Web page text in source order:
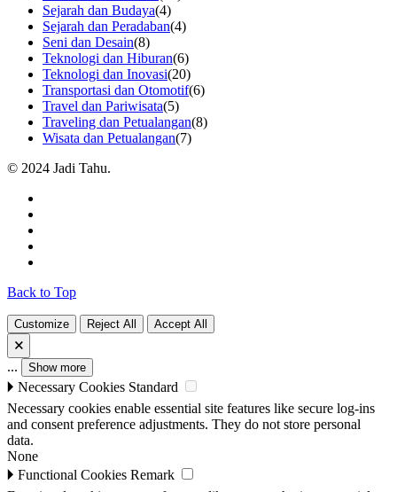
Sejarah dan Budaya(4)
Sejarah dan Peradaban(4)
Seni dan Desain(8)
Teknologi dan Hiburan(6)
Teknologi dan Inovasi(20)
Transportasi dan Otomotif(6)
Travel dan Pariwisata(5)
Traveling dan Petualangan(8)
Wisata dan Petualangan(7)
© 2024 Jadi Tahu.
Back to Top
Customize Reject All
Accept All
🗙
... Show more
🞂 Necessary Cookies Standard
Necessary cookies enable essential site features like secure log-ins
and consent preference adjustments. They do not store personal
data.
None
🞂 Functional Cookies Remark